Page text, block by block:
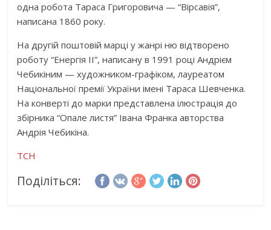
одна робота Тараса Григоровича — “Вірсавія”,
написана 1860 року.
На другій поштовій марці у жанрі ню відтворено
роботу “Енергія ІІ”, написану в 1991 році Андрієм
Чебикіним — художником-графіком, лауреатом
Національної премії України імені Тараса Шевченка.
На конверті до марки представлена ілюстрація до
збірника “Опале листя” Івана Франка авторства
Андрія Чебикіна.
ТСН
Поділіться: